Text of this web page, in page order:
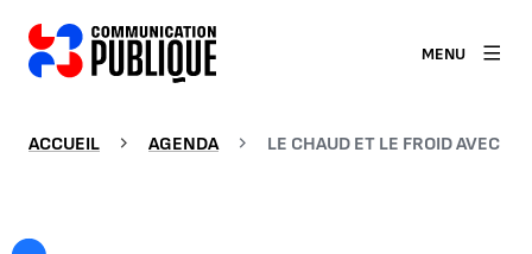
MENU
ACCUEIL AGENDA LE CHAUD ET LE FROID AVEC